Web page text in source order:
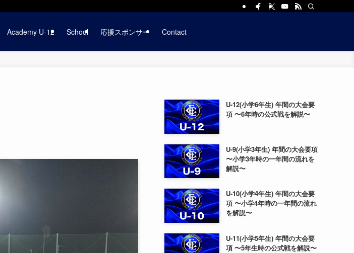
Academy U-12 School 応援スポンサー Contact
U-12(小学6年生) 年間の大会要
項 〜6年時の公式戦を解説〜
U-9(小学3年生) 年間の大会要項
〜小学3年時の一年間の流れを
解説〜
U-10(小学4年生) 年間の大会要
項 〜小学4年時の一年間の流れ
を解説〜
U-11(小学5年生) 年間の大会要
項 〜5年生時の公式戦を解説〜